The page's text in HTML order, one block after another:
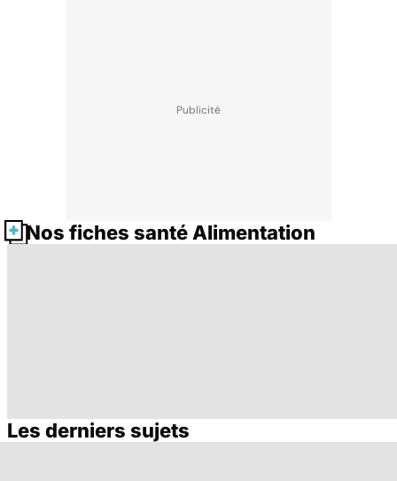
Nos fiches santé Alimentation
Le magnésium,
Intestin irritable :
Les derniers sujets